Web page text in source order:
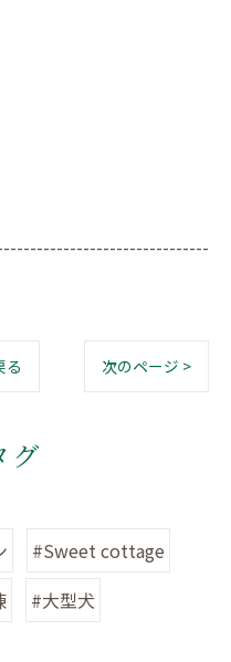
る 次のページ >
グ
#Sweet cottage
#大型犬